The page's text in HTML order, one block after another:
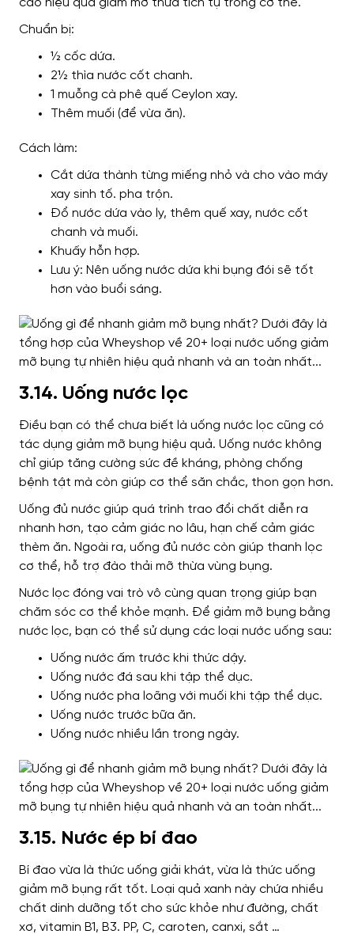
cao hiệu quả giảm mỡ thừa tích tụ trong cơ thể.
Chuẩn bị:
½ cốc dứa.
2½ thìa nước cốt chanh.
1 muỗng cà phê quế Ceylon xay.
Thêm muối (để vừa ăn).
Cách làm:
Cắt dứa thành từng miếng nhỏ và cho vào máy
xay sinh tố. pha trộn.
Đổ nước dứa vào ly, thêm quế xay, nước cốt
chanh và muối.
Khuấy hỗn hợp.
Lưu ý: Nên uống nước dứa khi bụng đói sẽ tốt
hơn vào buổi sáng.
3.14. Uống nước lọc
Điều bạn có thể chưa biết là uống nước lọc cũng có
tác dụng giảm mỡ bụng hiệu quả. Uống nước không
chỉ giúp tăng cường sức đề kháng, phòng chống
bệnh tật mà còn giúp cơ thể săn chắc, thon gọn hơn.
Uống đủ nước giúp quá trình trao đổi chất diễn ra
nhanh hơn, tạo cảm giác no lâu, hạn chế cảm giác
thèm ăn. Ngoài ra, uống đủ nước còn giúp thanh lọc
cơ thể, hỗ trợ đào thải mỡ thừa vùng bụng.
Nước lọc đóng vai trò vô cùng quan trọng giúp bạn
chăm sóc cơ thể khỏe mạnh. Để giảm mỡ bụng bằng
nước lọc, bạn có thể sử dụng các loại nước uống sau:
Uống nước ấm trước khi thức dậy.
Uống nước đá sau khi tập thể dục.
Uống nước pha loãng với muối khi tập thể dục.
Uống nước trước bữa ăn.
Uống nước nhiều lần trong ngày.
3.15. Nước ép bí đao
Bí đao vừa là thức uống giải khát, vừa là thức uống
giảm mỡ bụng rất tốt. Loại quả xanh này chứa nhiều
chất dinh dưỡng tốt cho sức khỏe như đường, chất
xơ, vitamin B1, B3. PP, C, caroten, canxi, sắt …